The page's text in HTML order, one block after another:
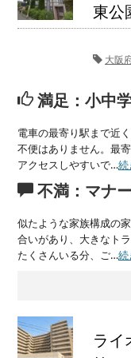
東公
大阪
満足：小中
電車の最寄り駅まで近
不便はありません。最
アクセスしやすいで…続
不満：マナ
似たような家族構成の
合いがあり、大きなト
たくさんいる分、ご…続
ライ